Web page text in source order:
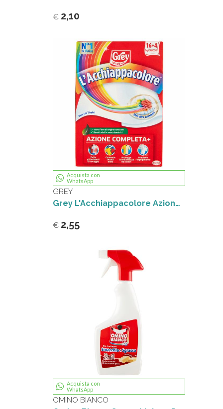
€ 2,10
Acquista con
WhatsApp
GREY
Grey L'Acchiappacolore Azione Completa+ 16+4 fogli
€ 2,55
Acquista con
WhatsApp
OMINO BIANCO